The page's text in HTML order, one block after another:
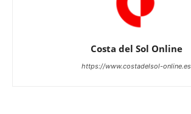
Costa del Sol Online
https://www.costadelsol-online.es